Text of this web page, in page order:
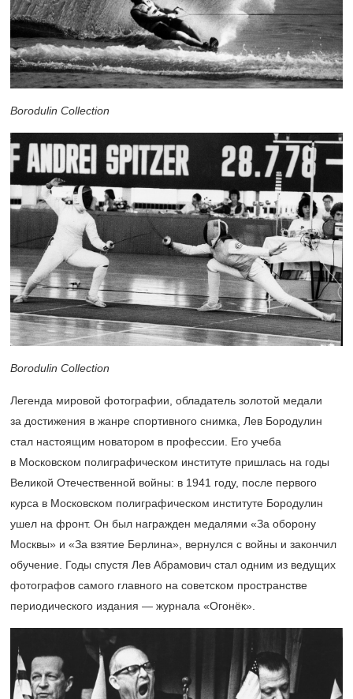
Borodulin Collection
Borodulin Collection
Легенда мировой фотографии, обладатель золотой медали
за достижения в жанре спортивного снимка, Лев Бородулин
стал настоящим новатором в профессии. Его учеба
в Московском полиграфическом институте пришлась на годы
Великой Отечественной войны: в 1941 году, после первого
курса в Московском полиграфическом институте Бородулин
ушел на фронт. Он был награжден медалями «За оборону
Москвы» и «За взятие Берлина», вернулся с войны и закончил
обучение. Годы спустя Лев Абрамович стал одним из ведущих
фотографов самого главного на советском пространстве
периодического издания — журнала «Огонёк».